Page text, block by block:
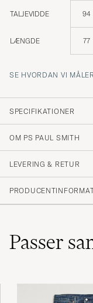
TALJEVIDDE 94
LÆNGDE 77
SE HVORDAN VI
SPECIFIKATIONER
OM PS PAUL SMITH
Paul Smith
LEVERING & RETUR
Passer